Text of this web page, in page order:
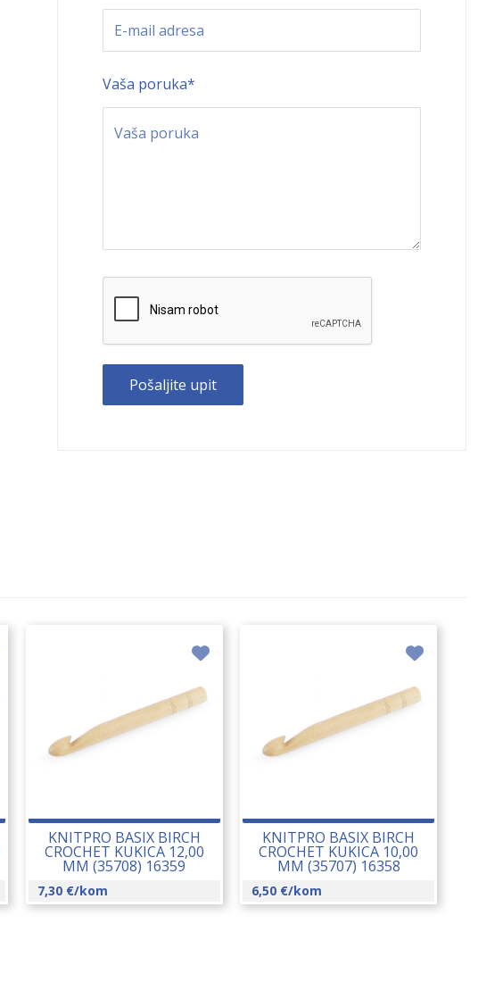
Vaša poruka*
KNITPRO BASIX BIRCH
CROCHET KUKICA 12,00
MM (35708) 16359
7,30 €/kom
KNITPRO BASIX BIRCH
CROCHET KUKICA 10,00
MM (35707) 16358
6,50 €/kom